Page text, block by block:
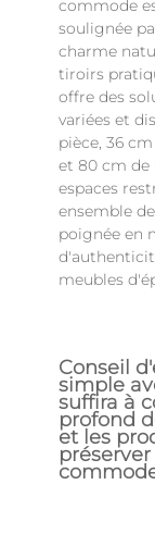
commode
soulignée
charme
tiroirs
offre des
variées et
pièce, 36
et 80 cm de
espaces
ensemble
poignée en
meubles
Conseil
simple
suffira à
profond
et les